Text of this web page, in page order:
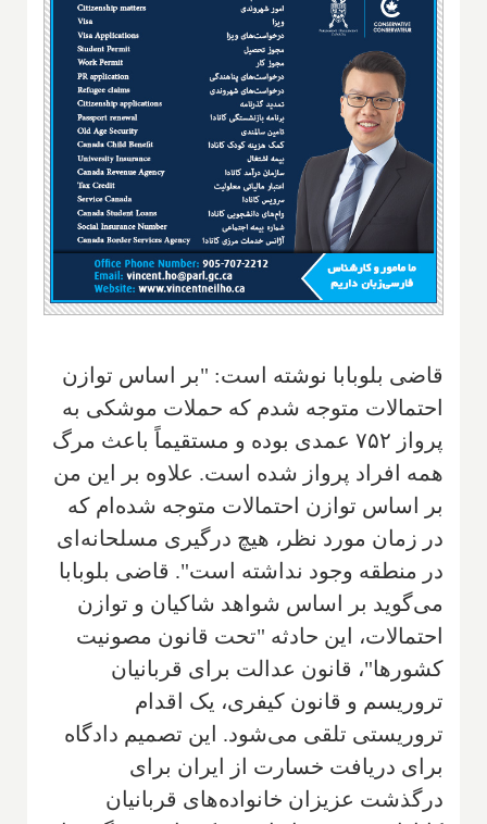
قاضی بلوبابا نوشته است: "بر اساس توازن
احتمالات متوجه شدم كه حملات موشكی به
پرواز ۷۵۲ عمدی بوده و مستقيماً باعث مرگ
همه افراد پرواز شده است. علاوه بر این من
بر اساس توازن احتمالات متوجه شده‌ام که
در زمان مورد نظر، هیچ درگیری مسلحانه‌ای
در منطقه وجود نداشته است". قاضی بلوبابا
می‌گوید بر اساس شواهد شاکیان و توازن
احتمالات، این حادثه "تحت قانون مصونیت
کشورها"، قانون عدالت برای قربانیان
تروریسم و قانون کیفری، یک اقدام
تروریستی تلقی می‌شود. این تصمیم دادگاه
برای دریافت خسارت از ایران برای
درگذشت عزیزان خانواده‌های قربانیان